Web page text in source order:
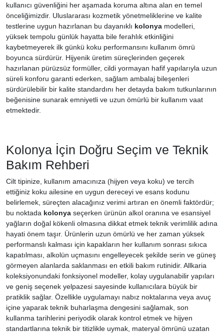
kullanıcı güvenliğini her aşamada koruma altına alan en temel
önceliğimizdir. Uluslararası kozmetik yönetmeliklerine ve kalite
testlerine uygun hazırlanan bu dayanıklı kolonya modelleri,
yüksek tempolu günlük hayatta bile ferahlık etkinliğini
kaybetmeyerek ilk günkü koku performansını kullanım ömrü
boyunca sürdürür. Hijyenik üretim süreçlerinden geçerek
hazırlanan pürüzsüz formüller, cildi yormayan hafif yapılarıyla uzun
süreli konforu garanti ederken, sağlam ambalaj bileşenleri
sürdürülebilir bir kalite standardını her detayda bakım tutkunlarının
beğenisine sunarak emniyetli ve uzun ömürlü bir kullanım vaat
etmektedir.
Kolonya İçin Doğru Seçim ve Teknik
Bakım Rehberi
Cilt tipinize, kullanım amacınıza (hijyen veya koku) ve tercih
ettiğiniz koku ailesine en uygun dereceyi ve esans kodunu
belirlemek, süreçten alacağınız verimi artıran en önemli faktördür;
bu noktada kolonya seçerken ürünün alkol oranına ve esansiyel
yağların doğal kökenli olmasına dikkat etmek teknik verimlilik adına
hayati önem taşır. Ürünlerin uzun ömürlü ve her zaman yüksek
performanslı kalması için kapakların her kullanım sonrası sıkıca
kapatılması, alkolün uçmasını engelleyecek şekilde serin ve güneş
görmeyen alanlarda saklanması en etkili bakım rutinidir. Allkaria
koleksiyonundaki fonksiyonel modeller, kolay uygulanabilir yapıları
ve geniş seçenek yelpazesi sayesinde kullanıcılara büyük bir
pratiklik sağlar. Özellikle uygulamayı nabız noktalarına veya avuç
içine yaparak teknik buharlaşma dengesini sağlamak, son
kullanma tarihlerini periyodik olarak kontrol etmek ve hijyen
standartlarına teknik bir titizlikle uymak, materyal ömrünü uzatan